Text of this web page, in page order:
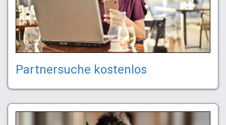
Partnersuche kostenlos